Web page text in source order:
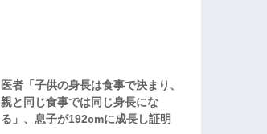
医者「子供の身長は食事で決まり、
親と同じ食事では同じ身長にな
る」、息子が192cmに成長し証明